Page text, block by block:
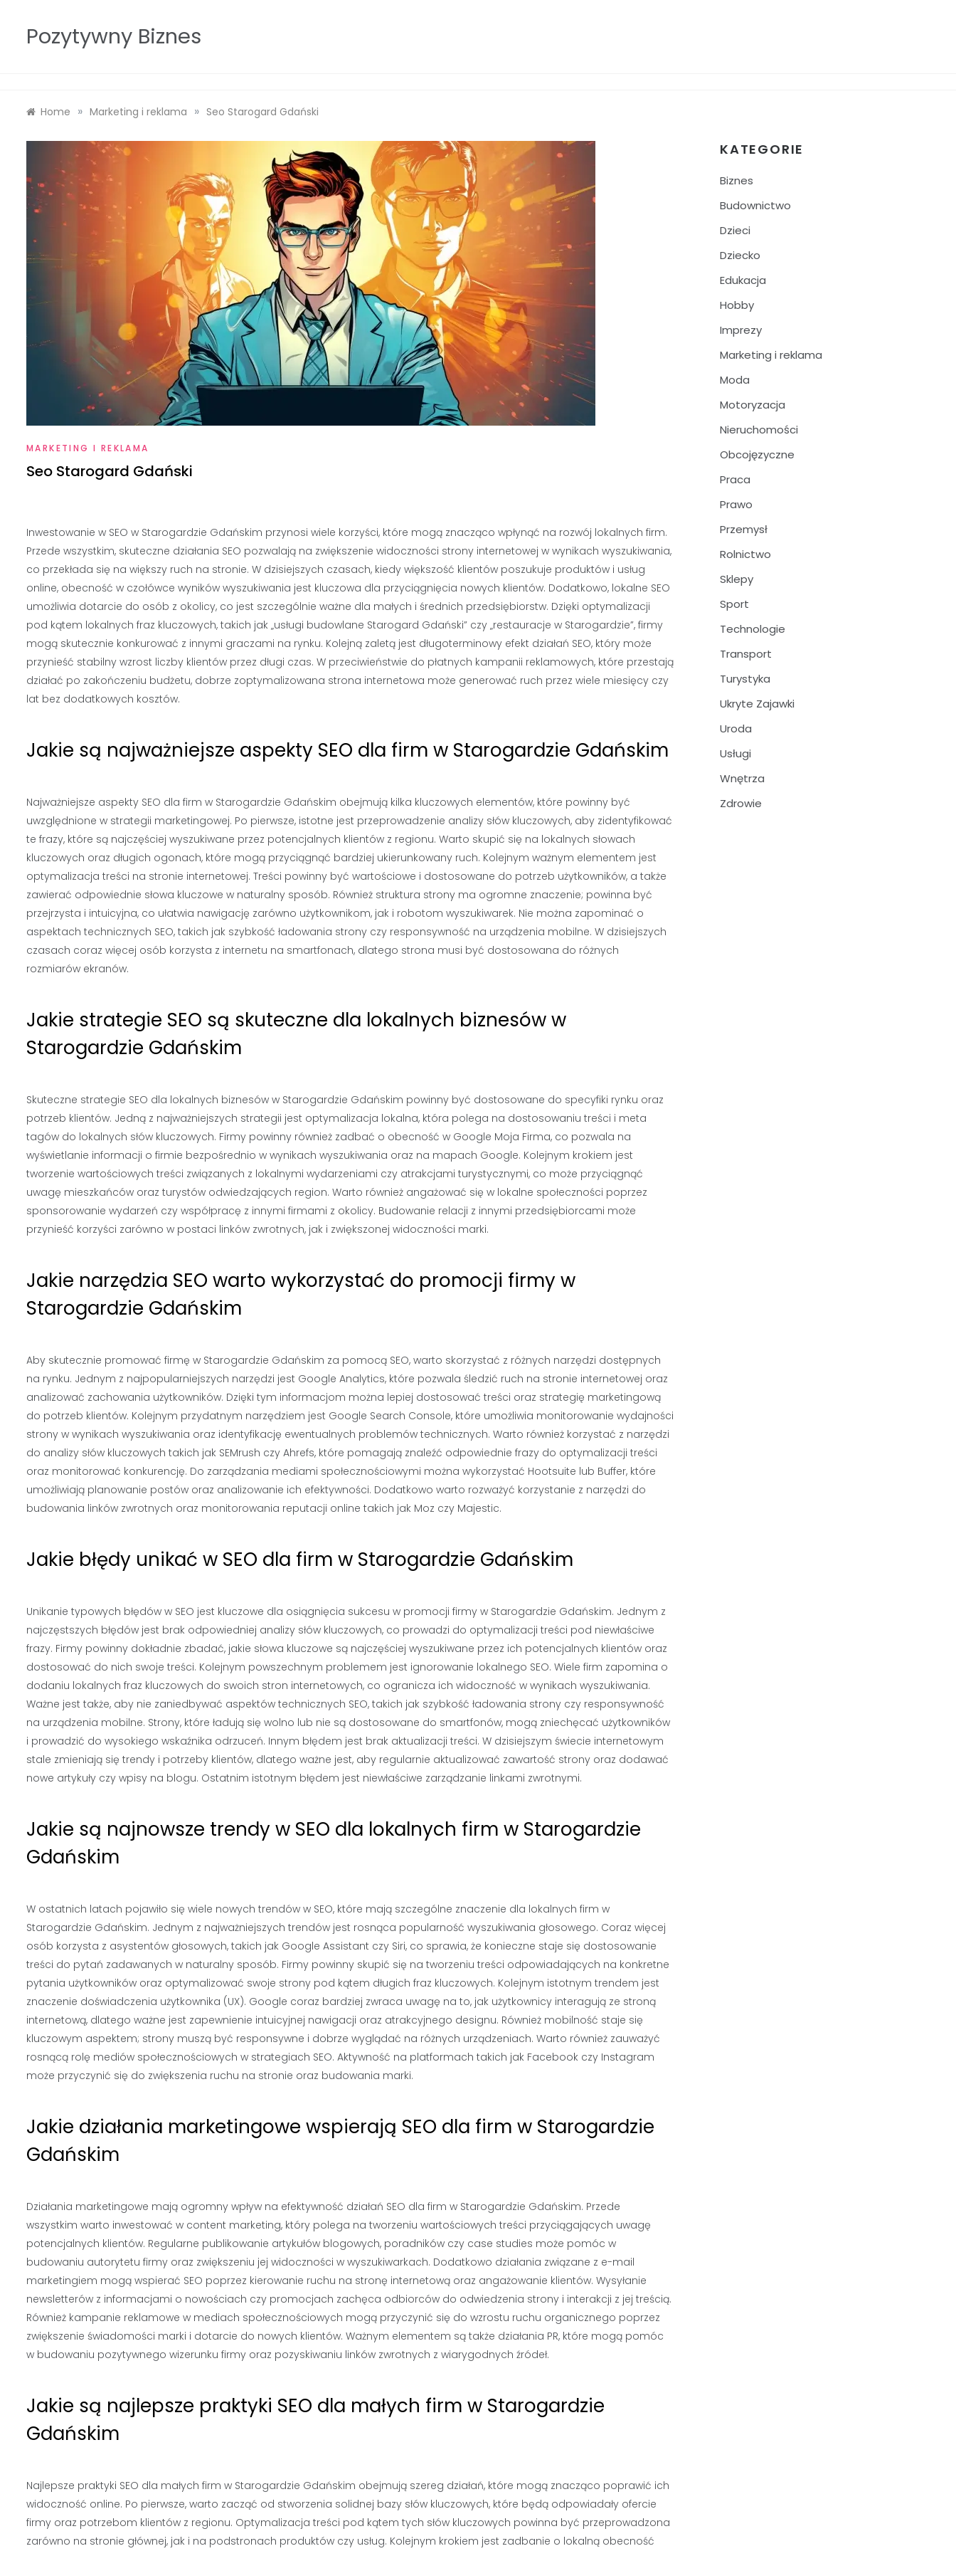
contentPozytywny Biznes
Home » Marketing i reklama » Seo Starogard Gdański
MARKETING I REKLAMA
Seo Starogard Gdański
Inwestowanie w SEO w Starogardzie Gdańskim przynosi wiele korzyści, które mogą znacząco wpłynąć na rozwój lokalnych firm.
Przede wszystkim, skuteczne działania SEO pozwalają na zwiększenie widoczności strony internetowej w wynikach wyszukiwania,
co przekłada się na większy ruch na stronie. W dzisiejszych czasach, kiedy większość klientów poszukuje produktów i usług
online, obecność w czołówce wyników wyszukiwania jest kluczowa dla przyciągnięcia nowych klientów. Dodatkowo, lokalne SEO
umożliwia dotarcie do osób z okolicy, co jest szczególnie ważne dla małych i średnich przedsiębiorstw. Dzięki optymalizacji
pod kątem lokalnych fraz kluczowych, takich jak „usługi budowlane Starogard Gdański” czy „restauracje w Starogardzie”, firmy
mogą skutecznie konkurować z innymi graczami na rynku. Kolejną zaletą jest długoterminowy efekt działań SEO, który może
przynieść stabilny wzrost liczby klientów przez długi czas. W przeciwieństwie do płatnych kampanii reklamowych, które przestają
działać po zakończeniu budżetu, dobrze zoptymalizowana strona internetowa może generować ruch przez wiele miesięcy czy
lat bez dodatkowych kosztów.
Jakie są najważniejsze aspekty SEO dla firm w Starogardzie Gdańskim
Najważniejsze aspekty SEO dla firm w Starogardzie Gdańskim obejmują kilka kluczowych elementów, które powinny być
uwzględnione w strategii marketingowej. Po pierwsze, istotne jest przeprowadzenie analizy słów kluczowych, aby zidentyfikować
te frazy, które są najczęściej wyszukiwane przez potencjalnych klientów z regionu. Warto skupić się na lokalnych słowach
kluczowych oraz długich ogonach, które mogą przyciągnąć bardziej ukierunkowany ruch. Kolejnym ważnym elementem jest
optymalizacja treści na stronie internetowej. Treści powinny być wartościowe i dostosowane do potrzeb użytkowników, a także
zawierać odpowiednie słowa kluczowe w naturalny sposób. Również struktura strony ma ogromne znaczenie; powinna być
przejrzysta i intuicyjna, co ułatwia nawigację zarówno użytkownikom, jak i robotom wyszukiwarek. Nie można zapominać o
aspektach technicznych SEO, takich jak szybkość ładowania strony czy responsywność na urządzenia mobilne. W dzisiejszych
czasach coraz więcej osób korzysta z internetu na smartfonach, dlatego strona musi być dostosowana do różnych
rozmiarów ekranów.
Jakie strategie SEO są skuteczne dla lokalnych biznesów w
Starogardzie Gdańskim
Skuteczne strategie SEO dla lokalnych biznesów w Starogardzie Gdańskim powinny być dostosowane do specyfiki rynku oraz
potrzeb klientów. Jedną z najważniejszych strategii jest optymalizacja lokalna, która polega na dostosowaniu treści i meta
tagów do lokalnych słów kluczowych. Firmy powinny również zadbać o obecność w Google Moja Firma, co pozwala na
wyświetlanie informacji o firmie bezpośrednio w wynikach wyszukiwania oraz na mapach Google. Kolejnym krokiem jest
tworzenie wartościowych treści związanych z lokalnymi wydarzeniami czy atrakcjami turystycznymi, co może przyciągnąć
uwagę mieszkańców oraz turystów odwiedzających region. Warto również angażować się w lokalne społeczności poprzez
sponsorowanie wydarzeń czy współpracę z innymi firmami z okolicy. Budowanie relacji z innymi przedsiębiorcami może
przynieść korzyści zarówno w postaci linków zwrotnych, jak i zwiększonej widoczności marki.
Jakie narzędzia SEO warto wykorzystać do promocji firmy w
Starogardzie Gdańskim
Aby skutecznie promować firmę w Starogardzie Gdańskim za pomocą SEO, warto skorzystać z różnych narzędzi dostępnych
na rynku. Jednym z najpopularniejszych narzędzi jest Google Analytics, które pozwala śledzić ruch na stronie internetowej oraz
analizować zachowania użytkowników. Dzięki tym informacjom można lepiej dostosować treści oraz strategię marketingową
do potrzeb klientów. Kolejnym przydatnym narzędziem jest Google Search Console, które umożliwia monitorowanie wydajności
strony w wynikach wyszukiwania oraz identyfikację ewentualnych problemów technicznych. Warto również korzystać z narzędzi
do analizy słów kluczowych takich jak SEMrush czy Ahrefs, które pomagają znaleźć odpowiednie frazy do optymalizacji treści
oraz monitorować konkurencję. Do zarządzania mediami społecznościowymi można wykorzystać Hootsuite lub Buffer, które
umożliwiają planowanie postów oraz analizowanie ich efektywności. Dodatkowo warto rozważyć korzystanie z narzędzi do
budowania linków zwrotnych oraz monitorowania reputacji online takich jak Moz czy Majestic.
Jakie błędy unikać w SEO dla firm w Starogardzie Gdańskim
Unikanie typowych błędów w SEO jest kluczowe dla osiągnięcia sukcesu w promocji firmy w Starogardzie Gdańskim. Jednym z
najczęstszych błędów jest brak odpowiedniej analizy słów kluczowych, co prowadzi do optymalizacji treści pod niewłaściwe
frazy. Firmy powinny dokładnie zbadać, jakie słowa kluczowe są najczęściej wyszukiwane przez ich potencjalnych klientów oraz
dostosować do nich swoje treści. Kolejnym powszechnym problemem jest ignorowanie lokalnego SEO. Wiele firm zapomina o
dodaniu lokalnych fraz kluczowych do swoich stron internetowych, co ogranicza ich widoczność w wynikach wyszukiwania.
Ważne jest także, aby nie zaniedbywać aspektów technicznych SEO, takich jak szybkość ładowania strony czy responsywność
na urządzenia mobilne. Strony, które ładują się wolno lub nie są dostosowane do smartfonów, mogą zniechęcać użytkowników
i prowadzić do wysokiego wskaźnika odrzuceń. Innym błędem jest brak aktualizacji treści. W dzisiejszym świecie internetowym
stale zmieniają się trendy i potrzeby klientów, dlatego ważne jest, aby regularnie aktualizować zawartość strony oraz dodawać
nowe artykuły czy wpisy na blogu. Ostatnim istotnym błędem jest niewłaściwe zarządzanie linkami zwrotnymi.
Jakie są najnowsze trendy w SEO dla lokalnych firm w Starogardzie
Gdańskim
W ostatnich latach pojawiło się wiele nowych trendów w SEO, które mają szczególne znaczenie dla lokalnych firm w
Starogardzie Gdańskim. Jednym z najważniejszych trendów jest rosnąca popularność wyszukiwania głosowego. Coraz więcej
osób korzysta z asystentów głosowych, takich jak Google Assistant czy Siri, co sprawia, że konieczne staje się dostosowanie
treści do pytań zadawanych w naturalny sposób. Firmy powinny skupić się na tworzeniu treści odpowiadających na konkretne
pytania użytkowników oraz optymalizować swoje strony pod kątem długich fraz kluczowych. Kolejnym istotnym trendem jest
znaczenie doświadczenia użytkownika (UX). Google coraz bardziej zwraca uwagę na to, jak użytkownicy interagują ze stroną
internetową, dlatego ważne jest zapewnienie intuicyjnej nawigacji oraz atrakcyjnego designu. Również mobilność staje się
kluczowym aspektem; strony muszą być responsywne i dobrze wyglądać na różnych urządzeniach. Warto również zauważyć
rosnącą rolę mediów społecznościowych w strategiach SEO. Aktywność na platformach takich jak Facebook czy Instagram
może przyczynić się do zwiększenia ruchu na stronie oraz budowania marki.
Jakie działania marketingowe wspierają SEO dla firm w Starogardzie
Gdańskim
Działania marketingowe mają ogromny wpływ na efektywność działań SEO dla firm w Starogardzie Gdańskim. Przede
wszystkim warto inwestować w content marketing, który polega na tworzeniu wartościowych treści przyciągających uwagę
potencjalnych klientów. Regularne publikowanie artykułów blogowych, poradników czy case studies może pomóc w
budowaniu autorytetu firmy oraz zwiększeniu jej widoczności w wyszukiwarkach. Dodatkowo działania związane z e-mail
marketingiem mogą wspierać SEO poprzez kierowanie ruchu na stronę internetową oraz angażowanie klientów. Wysyłanie
newsletterów z informacjami o nowościach czy promocjach zachęca odbiorców do odwiedzenia strony i interakcji z jej treścią.
Również kampanie reklamowe w mediach społecznościowych mogą przyczynić się do wzrostu ruchu organicznego poprzez
zwiększenie świadomości marki i dotarcie do nowych klientów. Ważnym elementem są także działania PR, które mogą pomóc
w budowaniu pozytywnego wizerunku firmy oraz pozyskiwaniu linków zwrotnych z wiarygodnych źródeł.
Jakie są najlepsze praktyki SEO dla małych firm w Starogardzie
Gdańskim
Najlepsze praktyki SEO dla małych firm w Starogardzie Gdańskim obejmują szereg działań, które mogą znacząco poprawić ich
widoczność online. Po pierwsze, warto zacząć od stworzenia solidnej bazy słów kluczowych, które będą odpowiadały ofercie
firmy oraz potrzebom klientów z regionu. Optymalizacja treści pod kątem tych słów kluczowych powinna być przeprowadzona
zarówno na stronie głównej, jak i na podstronach produktów czy usług. Kolejnym krokiem jest zadbanie o lokalną obecność
KATEGORIE
Biznes
Budownictwo
Dzieci
Dziecko
Edukacja
Hobby
Imprezy
Marketing i reklama
Moda
Motoryzacja
Nieruchomości
Obcojęzyczne
Praca
Prawo
Przemysł
Rolnictwo
Sklepy
Sport
Technologie
Transport
Turystyka
Ukryte Zajawki
Uroda
Usługi
Wnętrza
Zdrowie